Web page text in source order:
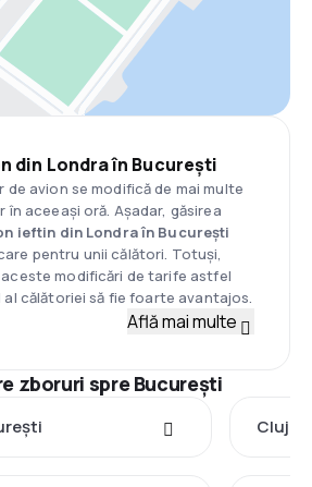
din Londra în București
avion se modifică de mai multe
în aceeași oră. Așadar, găsirea
ieftin din Londra în București
pentru unii călători. Totuși,
modificări de tarife astfel
călătoriei să fie foarte avantajos.
Află mai multe
zboruri spre București
Cluj-